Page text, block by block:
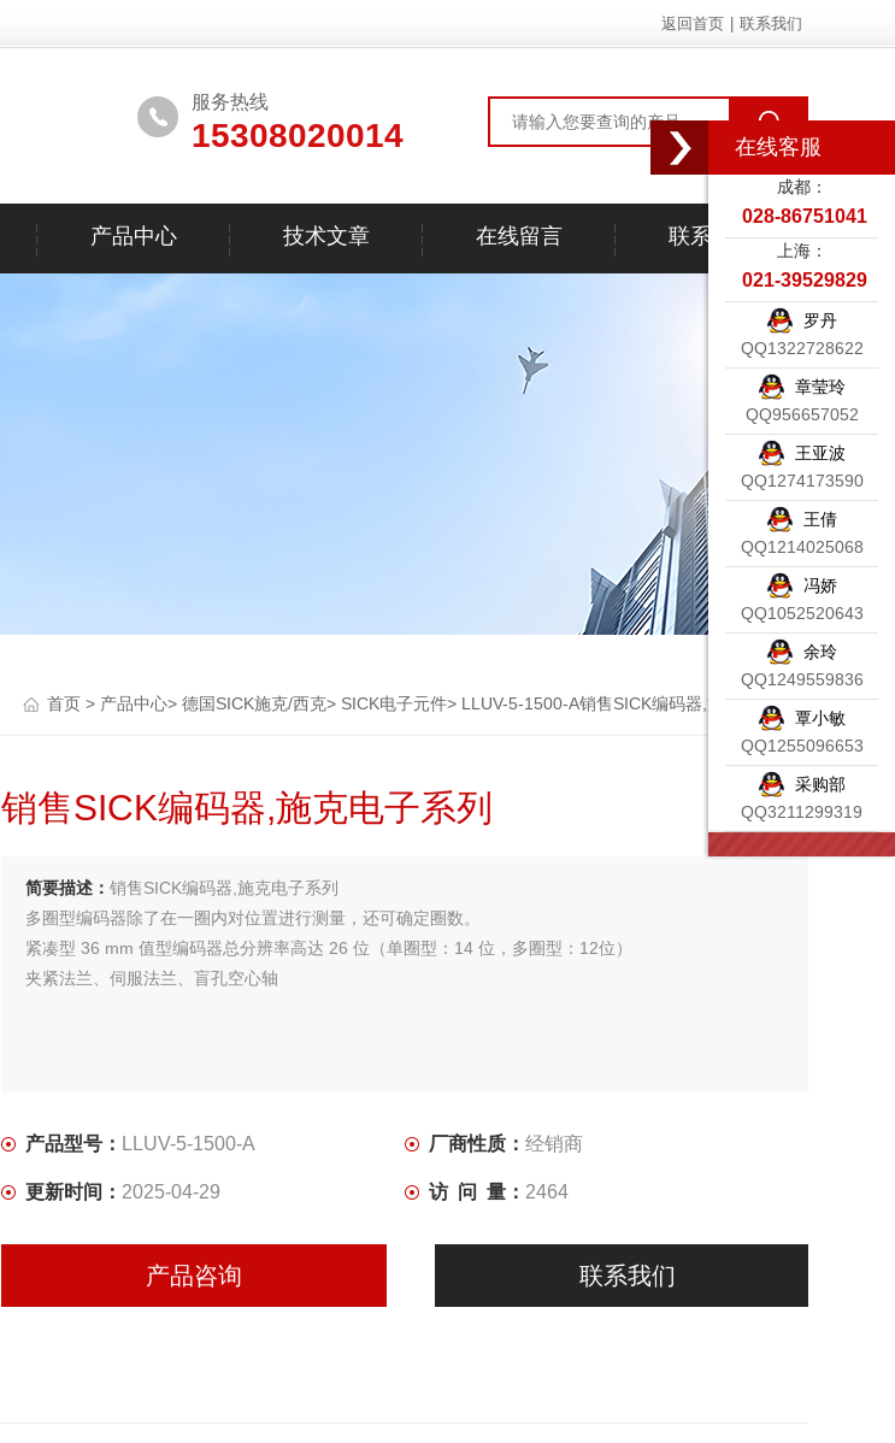
返回首页 联系我们
服务热线
15308020014
产品中心 技术文章 在线留言 联系我们
首页 > 产品中心> 德国SICK施克/西克> SICK电子元件> LLUV-5-1500-A销售SICK编码器,施克电子系列
销售SICK编码器,施克电子系列
简要描述： 销售SICK编码器,施克电子系列
多圈型编码器除了在一圈内对位置进行测量，还可确定圈数。
紧凑型 36 mm 值型编码器总分辨率高达 26 位（单圈型：14 位，多圈型：12位）
夹紧法兰、伺服法兰、盲孔空心轴
产品型号： LLUV-5-1500-A 厂商性质： 经销商
更新时间： 2025-04-29 访 问 量： 2464
产品咨询 联系我们
在线客服
成都：
028-86751041
上海：
021-39529829
罗丹
QQ1322728622
章莹玲
QQ956657052
王亚波
QQ1274173590
王倩
QQ1214025068
冯娇
QQ1052520643
余玲
QQ1249559836
覃小敏
QQ1255096653
采购部
QQ3211299319